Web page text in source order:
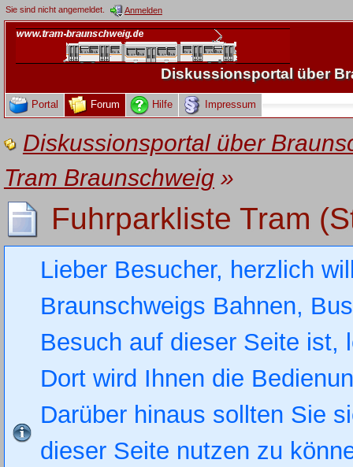
Sie sind nicht angemeldet. Anmelden
Diskussionsportal über
Portal Forum Hilfe Impressum
Diskussionsportal über
Tram Braunschweig»
Fuhrparkliste Tram
Lieber Besucher, herzlich
Braunschweigs Bahnen,
Besuch auf dieser Seite
Dort wird Ihnen die
Darüber hinaus sollten Sie
dieser Seite nutzen zu